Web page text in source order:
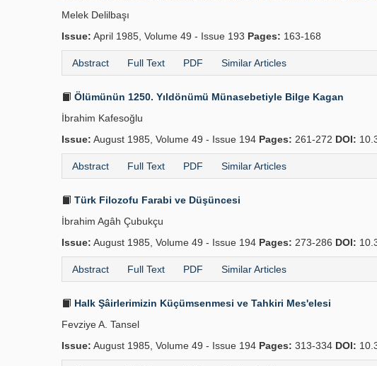
Melek Delilbaşı
Issue: April 1985, Volume 49 - Issue 193 Pages: 163-168
Abstract Full Text PDF Similar Articles
Ölümünün 1250. Yıldönümü Münasebetiyle Bilge Kagan
İbrahim Kafesoğlu
Issue: August 1985, Volume 49 - Issue 194 Pages: 261-272 DOI:
Abstract Full Text PDF Similar Articles
Türk Filozofu Farabi ve Düşüncesi
İbrahim Agâh Çubukçu
Issue: August 1985, Volume 49 - Issue 194 Pages: 273-286 DOI:
Abstract Full Text PDF Similar Articles
Halk Şâirlerimizin Küçümsenmesi ve Tahkiri Mes'elesi
Fevziye A. Tansel
Issue: August 1985, Volume 49 - Issue 194 Pages: 313-334 DOI: